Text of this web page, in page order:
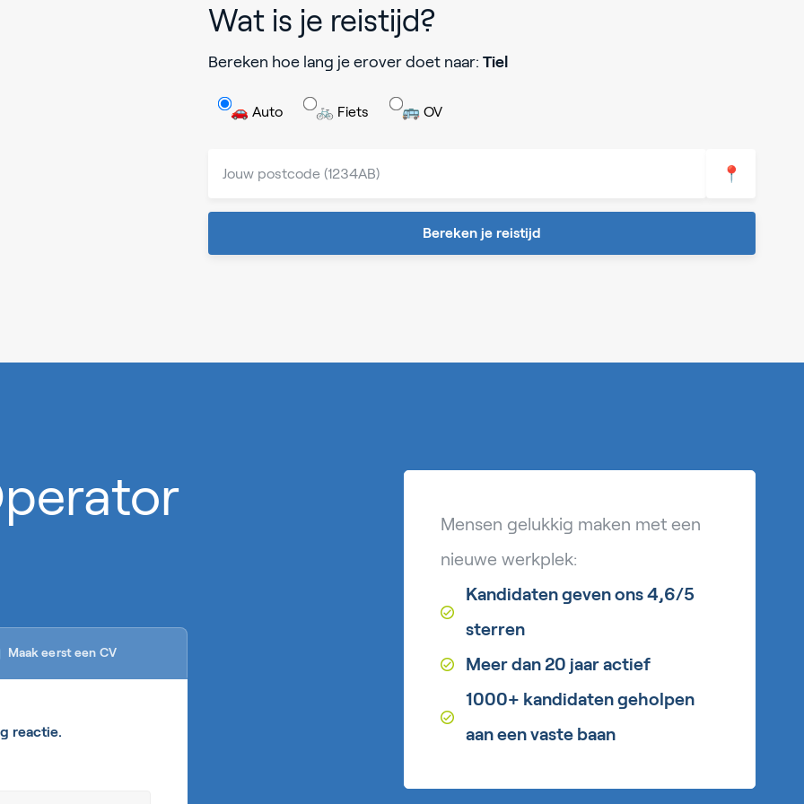
Wat is je reistijd?
Bereken hoe lang je erover doet naar: Tiel
🚗 Auto 🚲 Fiets 🚌 OV
📍
Bereken je reistijd
Maak eerst een CV
reactie.
Mensen gelukkig maken met een
nieuwe werkplek:
Kandidaten geven ons 4,6/5
sterren
Meer dan 20 jaar actief
1000+ kandidaten geholpen
aan een vaste baan